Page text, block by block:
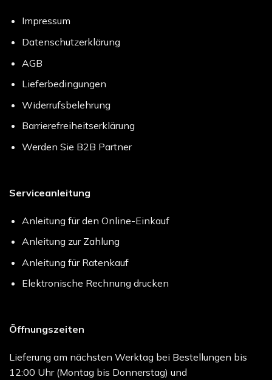
Impressum
Datenschutzerklärung
AGB
Lieferbedingungen
Widerrufsbelehrung
Barrierefreiheitserklärung
Werden Sie B2B Partner
Serviceanleitung
Anleitung für den Online-Einkauf
Anleitung zur Zahlung
Anleitung für Ratenkauf
Elektronische Rechnung drucken
Öffnungszeiten
Lieferung am nächsten Werktag bei Bestellungen bis
12:00 Uhr (Montag bis Donnerstag) und